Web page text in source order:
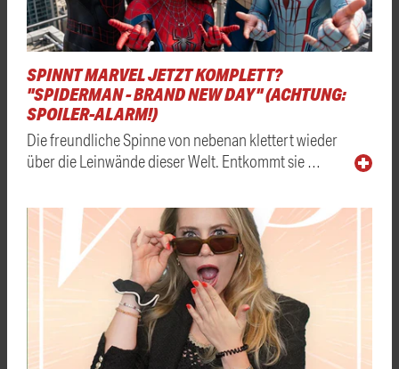
SPINNT MARVEL JETZT KOMPLETT?
"SPIDERMAN - BRAND NEW DAY" (ACHTUNG:
SPOILER-ALARM!)
Die freundliche Spinne von nebenan klettert wieder
über die Leinwände dieser Welt. Entkommt sie …